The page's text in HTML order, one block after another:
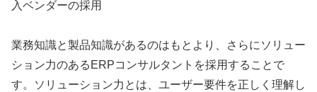
入ベンダーの採用
業務知識と製品知識があるのはもとより、さらにソリュー
ション力のあるERPコンサルタントを採用することで
す。ソリューション力とは、ユーザー要件を正しく理解し